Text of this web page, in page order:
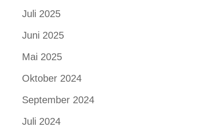
Juli 2025
Juni 2025
Mai 2025
Oktober 2024
September 2024
Juli 2024